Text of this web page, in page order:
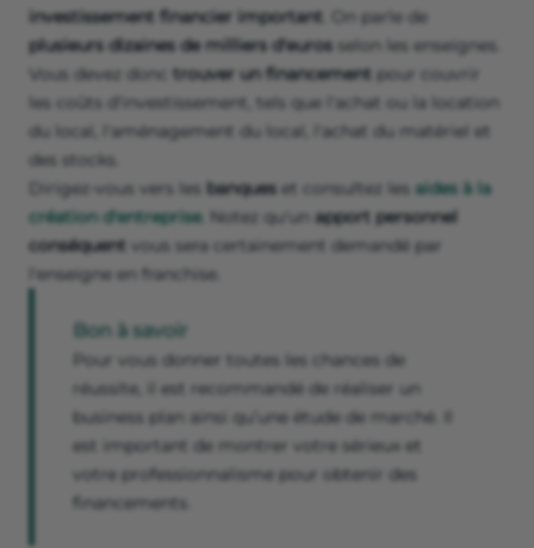
investissement financier important . On parle de
plusieurs dizaines de milliers d'euros selon les enseignes.
Vous devez donc trouver un financement pour couvrir
les coûts d'investissement, tels que l'achat ou la location
du local, l'aménagement du local, l'achat du matériel et
des stocks.
Dirigez-vous vers les banques et consultez les aides à la
création d'entreprise. Notez qu'un apport personnel
conséquent vous sera certainement demandé par
l'enseigne en franchise.
Bon à savoir
Pour vous donner toutes les chances de
réussite, il est recommandé de réaliser un
business plan ainsi qu’une étude de marché. Il
est important de montrer votre sérieux et
votre professionnalisme pour obtenir des
financements.